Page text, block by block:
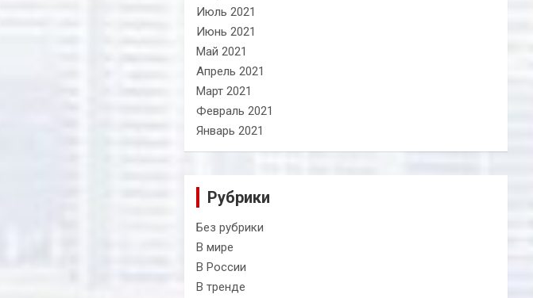
Июль 2021
Июнь 2021
Май 2021
Апрель 2021
Март 2021
Февраль 2021
Январь 2021
Рубрики
Без рубрики
В мире
В России
В тренде